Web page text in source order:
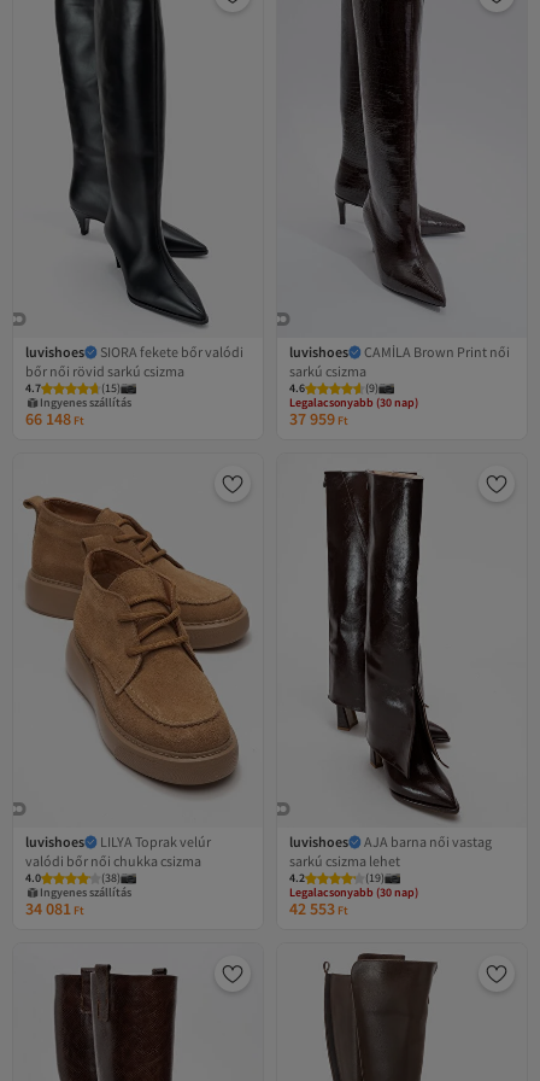
luvishoes
SIORA fekete bőr valódi
bőr női rövid sarkú csizma
4.7 (15)
Ingyenes szállítás
66 148 Ft
luvishoes
CAMİLA Brown Print női
sarkú csizma
4.6 (9)
Legalacsonyabb (30 nap)
Ingyenes szállítás
Legalacsonyabb (30 nap)
37 959 Ft
luvishoes
LILYA Toprak velúr
valódi bőr női chukka csizma
4.0 (38)
Ingyenes szállítás
34 081 Ft
luvishoes
AJA barna női vastag
sarkú csizma lehet
4.2 (19)
Legalacsonyabb (30 nap)
Ingyenes szállítás
Legalacsonyabb (30 nap)
42 553 Ft